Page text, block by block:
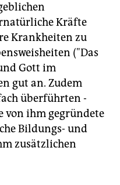
Kräfte
Krankheiten zu
("Das
Gott im
gut an. Zudem
überführten -
von ihm gegründete
Bildungs- und
zusätzlichen